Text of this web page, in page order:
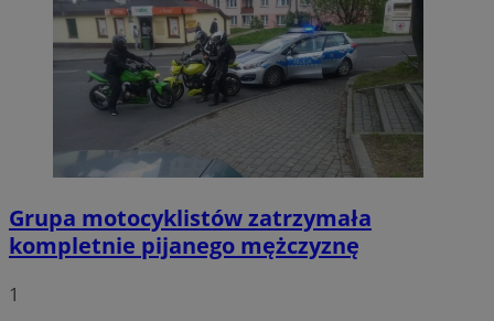
Grupa motocyklistów zatrzymała
kompletnie pijanego mężczyznę
1